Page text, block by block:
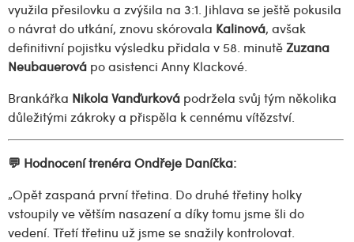
využila přesilovku a zvýšila na 3:1. Jihlava se ještě pokusila
o návrat do utkání, znovu skórovala Kalinová, avšak
definitivní pojistku výsledku přidala v 58. minutěZuzana
Neubauerová po asistenci Anny Klackové.
Brankářka Nikola Vanďurková podržela svůj tým několika
důležitými zákroky a přispěla k cennému vítězství.
💬 Hodnocení trenéra Ondřeje Daníčka:
„Opět zaspaná první třetina. Do druhé třetiny holky
vstoupily ve větším nasazení a díky tomu jsme šli do
vedení. Třetí třetinu už jsme se snažily kontrolovat.